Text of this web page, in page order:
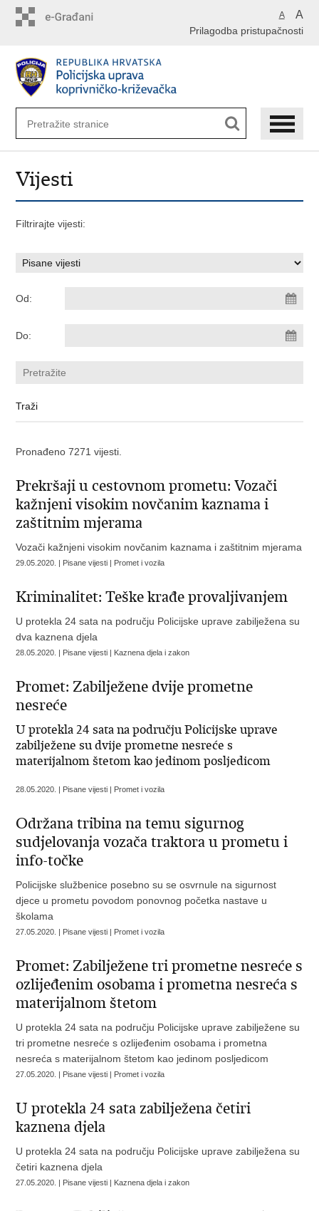
A A
Prilagodba pristupačnosti
Vijesti
Filtrirajte vijesti:
Od:
Do:
Pronađeno 7271 vijesti.
Prekršaji u cestovnom prometu: Vozači
kažnjeni visokim novčanim kaznama i
zaštitnim mjerama
Vozači kažnjeni visokim novčanim kaznama i zaštitnim mjerama
29.05.2020. | Pisane vijesti | Promet i vozila
Kriminalitet: Teške krađe provaljivanjem
U protekla 24 sata na području Policijske uprave zabilježena su
dva kaznena djela
28.05.2020. | Pisane vijesti | Kaznena djela i zakon
Promet: Zabilježene dvije prometne
nesreće
U protekla 24 sata na području Policijske uprave
zabilježene su dvije prometne nesreće s
materijalnom štetom kao jedinom posljedicom
28.05.2020. | Pisane vijesti | Promet i vozila
Održana tribina na temu sigurnog
sudjelovanja vozača traktora u prometu i
info-točke
Policijske službenice posebno su se osvrnule na sigurnost
djece u prometu povodom ponovnog početka nastave u
školama
27.05.2020. | Pisane vijesti | Promet i vozila
Promet: Zabilježene tri prometne nesreće s
ozlijeđenim osobama i prometna nesreća s
materijalnom štetom
U protekla 24 sata na području Policijske uprave zabilježene su
tri prometne nesreće s ozlijeđenim osobama i prometna
nesreća s materijalnom štetom kao jedinom posljedicom
27.05.2020. | Pisane vijesti | Promet i vozila
U protekla 24 sata zabilježena četiri
kaznena djela
U protekla 24 sata na području Policijske uprave zabilježena su
četiri kaznena djela
27.05.2020. | Pisane vijesti | Kaznena djela i zakon